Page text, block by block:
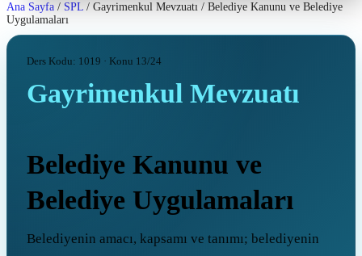
Ana Sayfa / SPL / Gayrimenkul Mevzuatı / Belediye Kanunu ve Belediye
Uygulamaları
Ders Kodu: 1019 · Konu 13/24
Gayrimenkul Mevzuatı
Belediye Kanunu ve
Belediye Uygulamaları
Belediyenin amacı, kapsamı ve tanımı; belediyenin